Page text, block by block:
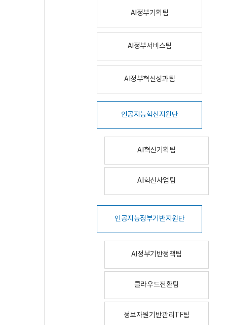
AI정부기획팀
AI정부서비스팀
AI정부혁신성과팀
인공지능혁신지원단
AI혁신기획팀
AI혁신사업팀
인공지능정부기반지원단
AI정부기반정책팀
클라우드전환팀
정보자원기반관리TF팀